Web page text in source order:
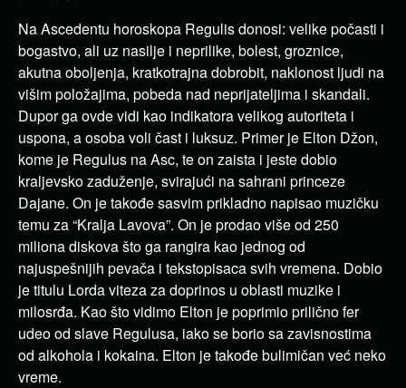
Na Ascedentu horoskopa Regulis donosi: velike počasti i
bogastvo, ali uz nasilje i neprilike, bolest, groznice,
akutna oboljenja, kratkotrajna dobrobit, naklonost ljudi na
višim položajima, pobeda nad neprijateljima i skandali.
Dupor ga ovde vidi kao indikatora velikog autoriteta i
uspona, a osoba voli čast i luksuz. Primer je Elton Džon,
kome je Regulus na Asc, te on zaista i jeste dobio
kraljevsko zaduženje, svirajući na sahrani princeze
Dajane. On je takođe sasvim prikladno napisao muzičku
temu za “Kralja Lavova”. On je prodao više od 250
miliona diskova što ga rangira kao jednog od
najuspešnijih pevača i tekstopisaca svih vremena. Dobio
je titulu Lorda viteza za doprinos u oblasti muzike i
milosrđa. Kao što vidimo Elton je poprimio prilično fer
udeo od slave Regulusa, iako se borio sa zavisnostima
od alkohola i kokaina. Elton je takođe bulimičan već neko
vreme.